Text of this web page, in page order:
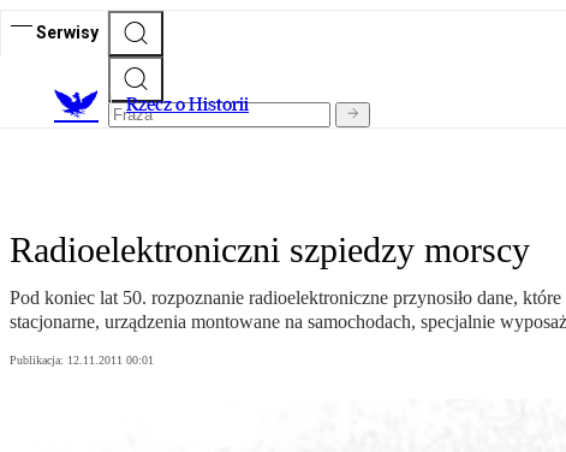
Serwisy
Rzecz o Historii
Radioelektroniczni szpiedzy morscy
Pod koniec lat 50. rozpoznanie radioelektroniczne przynosiło dane,
stacjonarne, urządzenia montowane na samochodach, specjalnie
Publikacja: 12.11.2011 00:01